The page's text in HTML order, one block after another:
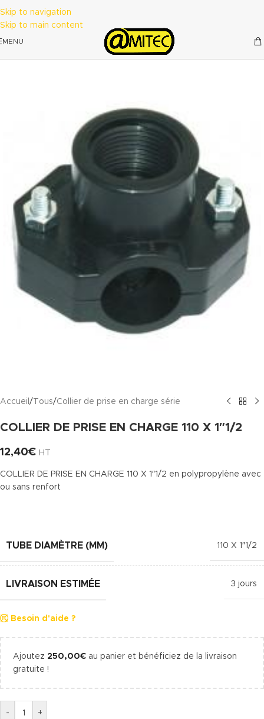
Skip to navigation
Skip to main content
MENU
Accueil /Tous/Collier de prise en charge série
COLLIER DE PRISE EN CHARGE 110 X 1″1/2
12,40€ HT
COLLIER DE PRISE EN CHARGE 110 X 1″1/2 en polypropylène avec
ou sans renfort
TUBE DIAMÈTRE (MM) 110 X 1″1/2
LIVRAISON ESTIMÉE 3 jours
Besoin d'aide ?
Ajoutez 250,00€ au panier et bénéficiez de la livraison
gratuite !
- +